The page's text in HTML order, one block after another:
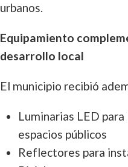
urbanos.
Equipamiento
desarrollo local
El municipio recibió
Luminarias LED
espacios públicos
Reflectores para